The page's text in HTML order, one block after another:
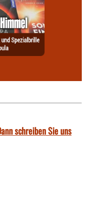
schreiben Sie uns